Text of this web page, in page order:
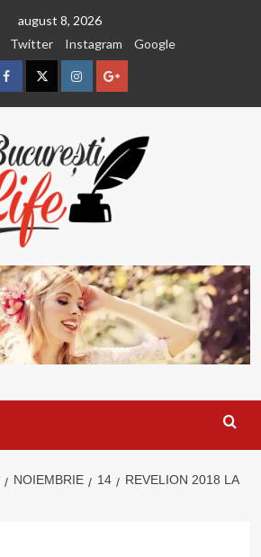
august 8, 2026
Twitter Instagram Google
FacebookTwitterInstagramGoogle
NOIEMBRIE 14
REVELION 2018 LA